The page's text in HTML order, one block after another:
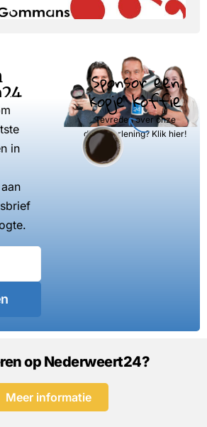
in
Sponsor een
kopje koffie
Tevreden over onze
dienstverlening? Klik hier!
op Nederweert24?
Meer informatie